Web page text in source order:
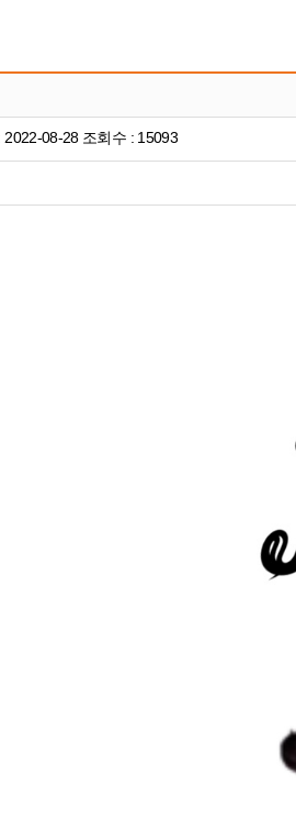
08-28 조회수 : 15093